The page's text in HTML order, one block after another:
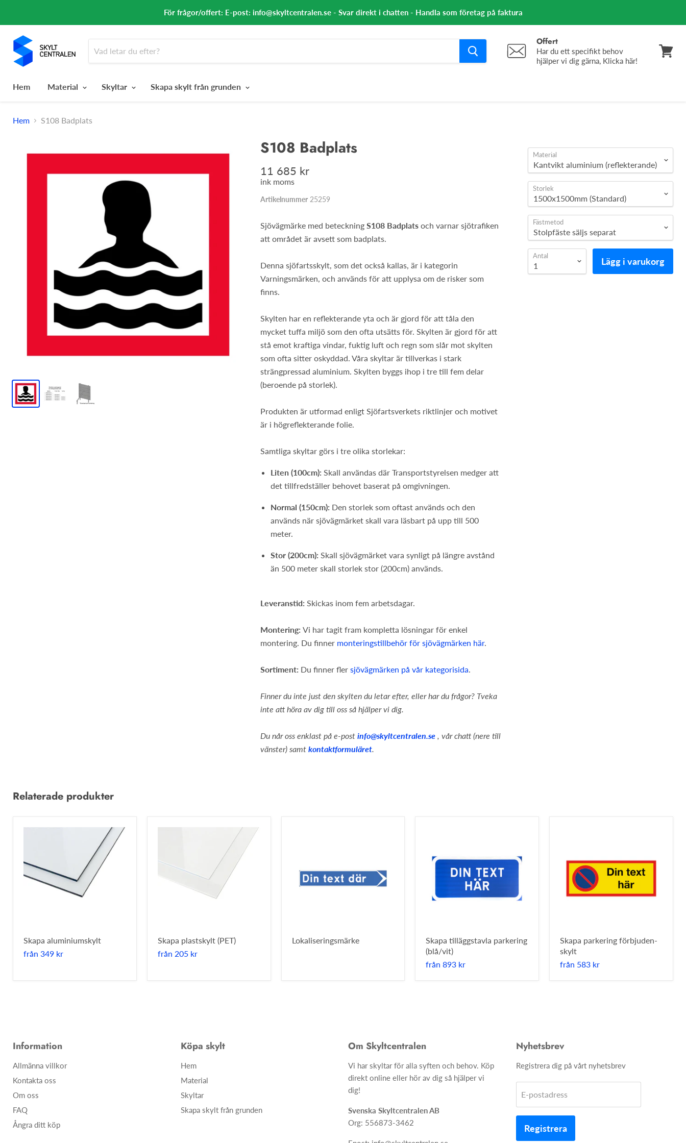
För frågor/offert: E-post: info@skyltcentralen.se - Svar direkt i chatten - Handla som företag på faktura
Offert
Har du ett specifikt behov
hjälper vi dig gärna, Klicka här!
Hem
Material Skyltar Skapa skylt från grunden
Hem S108 Badplats
S108 Badplats
11 685 kr
ink moms
Artikelnummer 25259
Sjövägmärke med beteckningS108 Badplats och varnar sjötrafiken
att området är avsett som badplats.
Denna sjöfartsskylt, som det också kallas, är i kategorin
Varningsmärken, och används för att upplysa om de risker som
finns.
Skylten har en reflekterande yta och är gjord för att tåla den
mycket tuffa miljö som den ofta utsätts för. Skylten är gjord för att
stå emot kraftiga vindar, fuktig luft och regn som slår mot skylten
som ofta sitter oskyddad. Våra skyltar är tillverkas i stark
strängpressad aluminium. Skylten byggs ihop i tre till fem delar
(beroende på storlek).
Produkten är utformad enligt Sjöfartsverkets riktlinjer och motivet
är i högreflekterande folie.
Samtliga skyltar görs i tre olika storlekar:
Liten (100cm):Skall användas där Transportstyrelsen medger att
det tillfredställer behovet baserat på omgivningen.
Normal (150cm): Den storlek som oftast används och den
används när sjövägmärket skall vara läsbart på upp till 500
meter.
Stor (200cm):Skall sjövägmärket vara synligt på längre avstånd
än 500 meter skall storlek stor (200cm) används.
Leveranstid: Skickas inom fem arbetsdagar.
Montering:Vi har tagit fram kompletta lösningar för enkel
montering. Du finner monteringstillbehör för sjövägmärken här.
Sortiment: Du finner flersjövägmärken på vår kategorisida.
Finner du inte just den skylten du letar efter, eller har du frågor? Tveka
inte att höra av dig till oss så hjälper vi dig.
Du når oss enklast på e-postinfo@skyltcentralen.se , vår chatt (nere till
vänster) samtkontaktformuläret.
Material
Storlek
Fästmetod
Antal Lägg i varukorg
Relaterade produkter
Skapa aluminiumskylt
från 349 kr
Skapa plastskylt (PET)
från 205 kr
Lokaliseringsmärke
Skapa tilläggstavla parkering
(blå/vit)
från 893 kr
Skapa parkering förbjuden-
skylt
från 583 kr
Information
Allmänna villkor
Kontakta oss
Om oss
FAQ
Ångra ditt köp
Köpa skylt
Hem
Material
Skyltar
Skapa skylt från grunden
Om Skyltcentralen
Vi har skyltar för alla syften och behov. Köp
direkt online eller hör av dig så hjälper vi
dig!
Svenska Skyltcentralen AB
Org: 556873-3462
Nyhetsbrev
Registrera dig på vårt nyhetsbrev
E-postadress
Registrera